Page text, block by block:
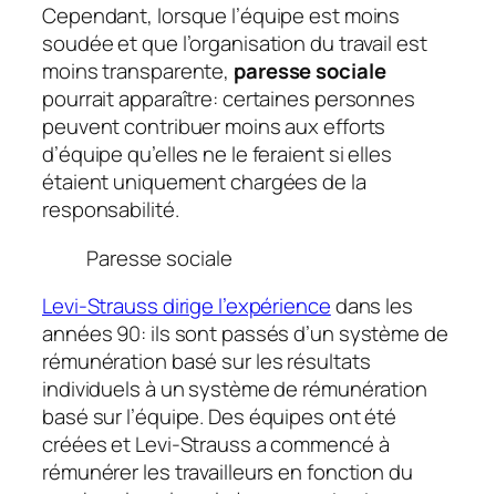
Cependant, lorsque l’équipe est moins
soudée et que l’organisation du travail est
moins transparente, paresse sociale
pourrait apparaître: certaines personnes
peuvent contribuer moins aux efforts
d’équipe qu’elles ne le feraient si elles
étaient uniquement chargées de la
responsabilité.
Paresse sociale
Levi-Strauss dirige l’expériencedans les
années 90: ils sont passés d’un système de
rémunération basé sur les résultats
individuels à un système de rémunération
basé sur l’équipe. Des équipes ont été
créées et Levi-Strauss a commencé à
rémunérer les travailleurs en fonction du